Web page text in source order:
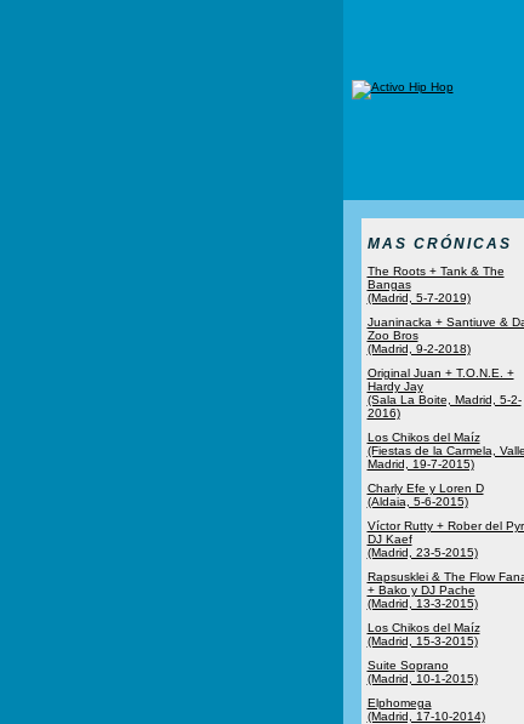
MAS CRÓNICAS
The Roots + Tank & The
Bangas
(Madrid, 5-7-2019)
Juaninacka + Santiuve &
Zoo Bros
(Madrid, 9-2-2018)
Original Juan + T.O.N.E. +
Hardy Jay
(Sala La Boite, Madrid, 5-2-
2016)
Los Chikos del Maíz
(Fiestas de la Carmela,
Madrid, 19-7-2015)
Charly Efe y Loren D
(Aldaia, 5-6-2015)
Víctor Rutty + Rober del
DJ Kaef
(Madrid, 23-5-2015)
Rapsusklei & The Flow
+ Bako y DJ Pache
(Madrid, 13-3-2015)
Los Chikos del Maíz
(Madrid, 15-3-2015)
Suite Soprano
(Madrid, 10-1-2015)
Elphomega
(Madrid, 17-10-2014)